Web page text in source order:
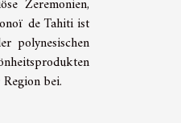
Zeremonien,
de Tahiti ist
polynesischen
bei.